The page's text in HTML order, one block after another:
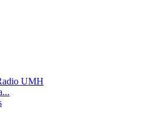
UMH